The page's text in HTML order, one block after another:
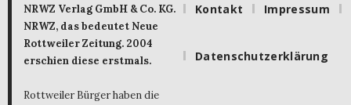
NRWZ Verlag GmbH & Co. KG.
NRWZ, das bedeutet Neue
Rottweiler Zeitung. 2004
erschien diese erstmals.
Rottweiler Bürger haben die
Kontakt Impressum
Datenschutzerklärung